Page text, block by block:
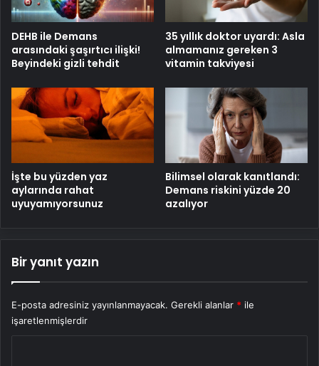
DEHB ile Demans
arasındaki şaşırtıcı ilişki!
Beyindeki gizli tehdit
35 yıllık doktor uyardı: Asla
almamanız gereken 3
vitamin takviyesi
İşte bu yüzden yaz
aylarında rahat
uyuyamıyorsunuz
Bilimsel olarak kanıtlandı:
Demans riskini yüzde 20
azalıyor
Bir yanıt yazın
E-posta adresiniz yayınlanmayacak. Gerekli alanlar * ile
işaretlenmişlerdir